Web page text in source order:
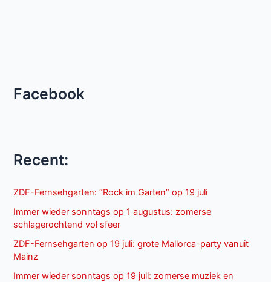
Facebook
Recent:
ZDF-Fernsehgarten: “Rock im Garten” op 19 juli
Immer wieder sonntags op 1 augustus: zomerse
schlagerochtend vol sfeer
ZDF-Fernsehgarten op 19 juli: grote Mallorca-party vanuit
Mainz
Immer wieder sonntags op 19 juli: zomerse muziek en